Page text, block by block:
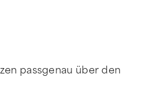
passgenau über den